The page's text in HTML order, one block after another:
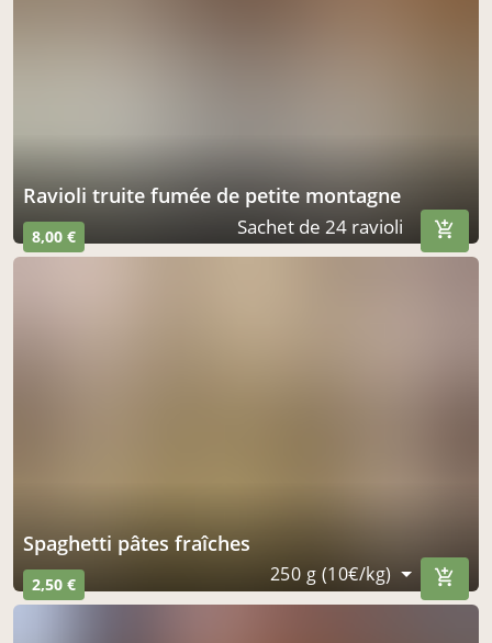
ravioli truite fumée de petite montagne
8,00 € Sachet de 24 ravioli
spaghetti pâtes fraîches
2,50 € 250 g (10€/kg)